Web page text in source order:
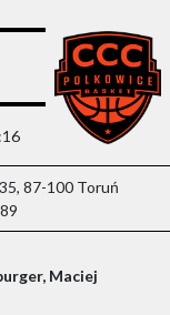
87-100 Toruń
Maciej